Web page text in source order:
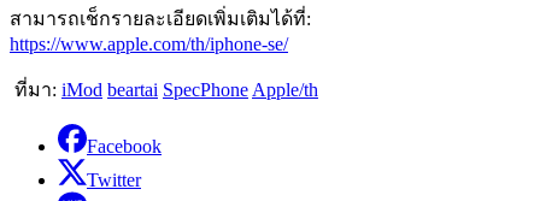
สามารถเช็กรายละเอียดเพิ่มเติมได้ที่:
https://www.apple.com/th/iphone-se/
ที่มา: iMod beartai SpecPhone Apple/th
Facebook
Twitter